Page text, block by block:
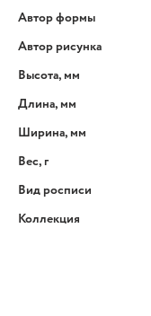
Автор формы
Автор рисунка
Высота, мм
Длина, мм
Ширина, мм
Вес, г
Вид росписи
Коллекция